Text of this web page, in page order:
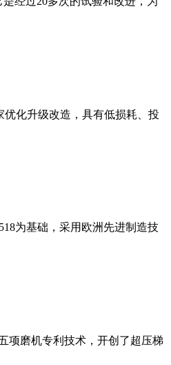
化升级改造，具有低损耗、投
为基础，采用欧洲先进制造技
项磨机专利技术，开创了超压梯